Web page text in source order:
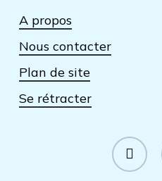
A propos
Nous contacter
Plan de site
Se rétracter
facebook